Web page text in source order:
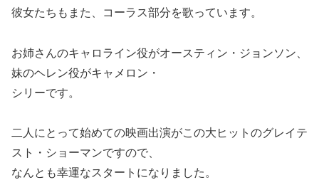
彼女たちもまた、コーラス部分を歌っています。
お姉さんのキャロライン役がオースティン・ジョンソン、
妹のヘレン役がキャメロン・
シリーです。
二人にとって始めての映画出演がこの大ヒットのグレイテ
スト・ショーマンですので、
なんとも幸運なスタートになりました。